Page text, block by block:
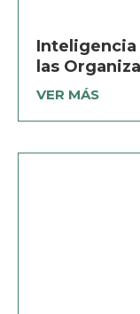
Inteligencia
las
VER MÁS